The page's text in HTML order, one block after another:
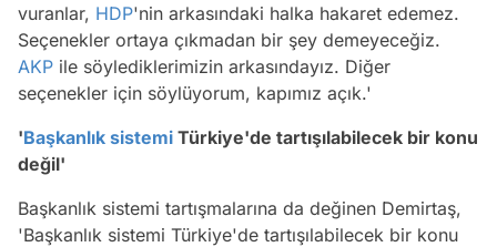
vuranlar, HDP'nin arkasındaki halka hakaret edemez.
Seçenekler ortaya çıkmadan bir şey demeyeceğiz.
AKP ile söylediklerimizin arkasındayız. Diğer
seçenekler için söylüyorum, kapımız açık.'
'Başkanlık sistemi Türkiye'de tartışılabilecek bir konu
değil'
Başkanlık sistemi tartışmalarına da değinen Demirtaş,
'Başkanlık sistemi Türkiye'de tartışılabilecek bir konu